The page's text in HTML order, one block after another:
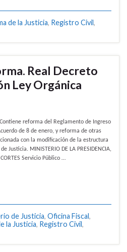
de la Justicia, Registro Civil,
Real Decreto
Ley Orgánica
reforma del Reglamento de Ingreso
de 8 de enero, y reforma de otras
con la modificación de la estructura
Justicia. MINISTERIO DE LA PRESIDENCIA,
CORTES Servicio Público …
de Justicia, Oficina Fiscal ,
la Justicia, Registro Civil,